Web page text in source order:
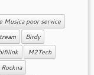
Musica poor service
Birdy
M2Tech
Rockna